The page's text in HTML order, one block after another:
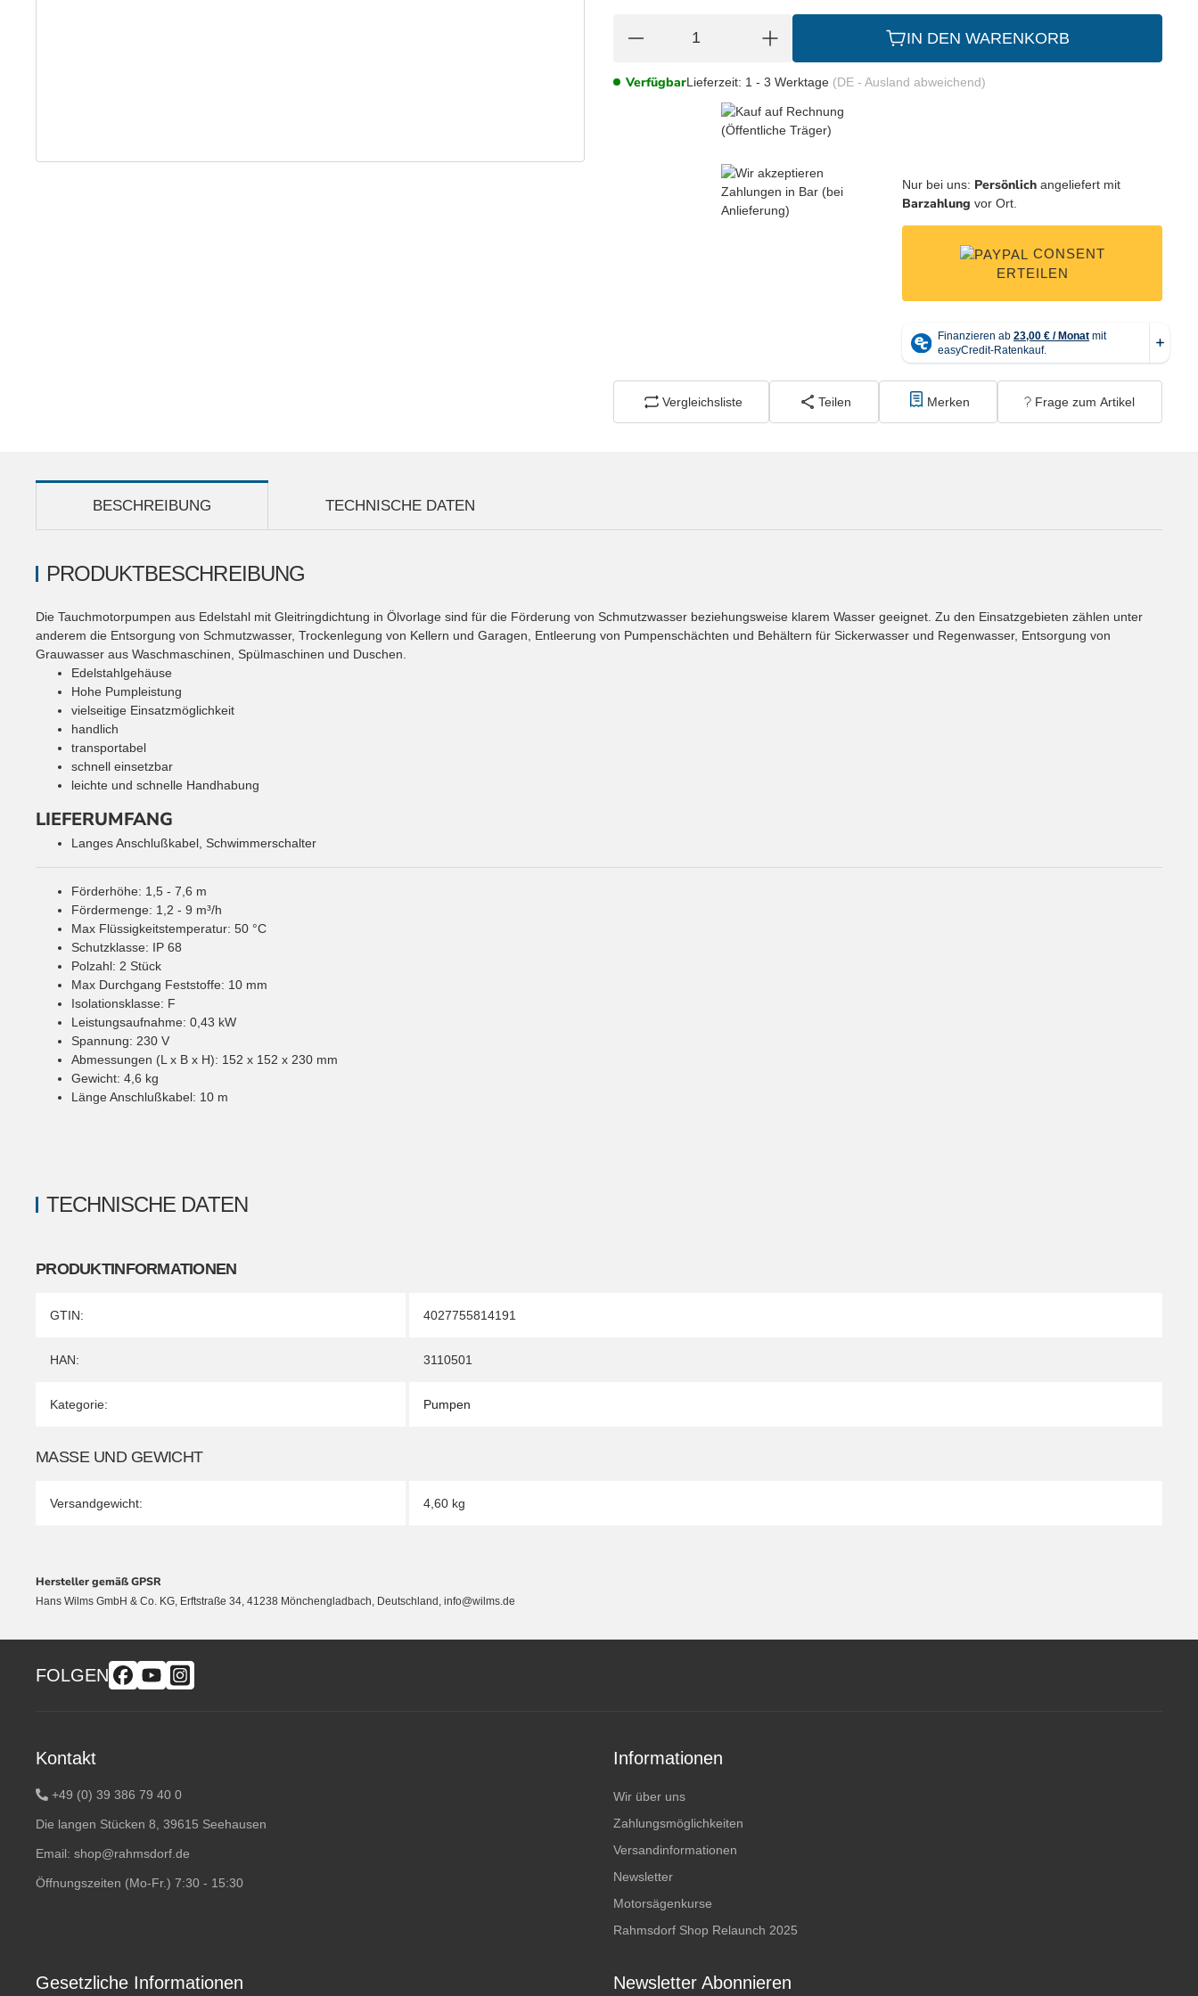
IN DEN WARENKORB
VerfügbarLieferzeit: 1 - 3 Werktage (DE - Ausland abweichend)
Nur bei uns: Persönlich angeliefert mit
Barzahlung vor Ort.
CONSENT
ERTEILEN
Vergleichsliste Teilen Merken Frage zum Artikel
TECHNISCHE DATEN
BESCHREIBUNG
TECHNISCHE DATEN
PRODUKTINFORMATIONEN
Produkteigenschaft
Wert
GTIN: 4027755814191
HAN: 3110501
Kategorie: Pumpen
MASSE UND GEWICHT
Versandgewicht: 4,60 kg
PRODUKTBESCHREIBUNG
Die Tauchmotorpumpen aus Edelstahl mit Gleitringdichtung in Ölvorlage sind für die Förderung von Schmutzwasser beziehungsweise klarem Wasser geeignet. Zu den Einsatzgebieten zählen unter
anderem die Entsorgung von Schmutzwasser, Trockenlegung von Kellern und Garagen, Entleerung von Pumpenschächten und Behältern für Sickerwasser und Regenwasser, Entsorgung von
Grauwasser aus Waschmaschinen, Spülmaschinen und Duschen.
Edelstahlgehäuse
Hohe Pumpleistung
vielseitige Einsatzmöglichkeit
handlich
transportabel
schnell einsetzbar
leichte und schnelle Handhabung
LIEFERUMFANG
Langes Anschlußkabel, Schwimmerschalter
Förderhöhe: 1,5 - 7,6 m
Fördermenge: 1,2 - 9 m³/h
Max Flüssigkeitstemperatur: 50 °C
Schutzklasse: IP 68
Polzahl: 2 Stück
Max Durchgang Feststoffe: 10 mm
Isolationsklasse: F
Leistungsaufnahme: 0,43 kW
Spannung: 230 V
Abmessungen (L x B x H): 152 x 152 x 230 mm
Gewicht: 4,6 kg
Länge Anschlußkabel: 10 m
Hersteller gemäß GPSR
Hans Wilms GmbH & Co. KG, Erftstraße 34, 41238 Mönchengladbach, Deutschland, info@wilms.de
FOLGEN
Kontakt
+49 (0) 39 386 79 40 0
Die langen Stücken 8, 39615 Seehausen
Email: shop@rahmsdorf.de
Öffnungszeiten (Mo-Fr.) 7:30 - 15:30
Informationen
Wir über uns
Zahlungsmöglichkeiten
Versandinformationen
Newsletter
Motorsägenkurse
Rahmsdorf Shop Relaunch 2025
Gesetzliche Informationen Newsletter Abonnieren